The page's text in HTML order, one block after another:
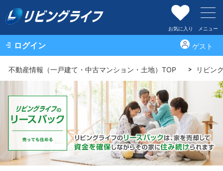
お気に入り メニュー
ログイン ゲスト
不動産情報（一戸建て・中古マンション・土地）TOP リビン